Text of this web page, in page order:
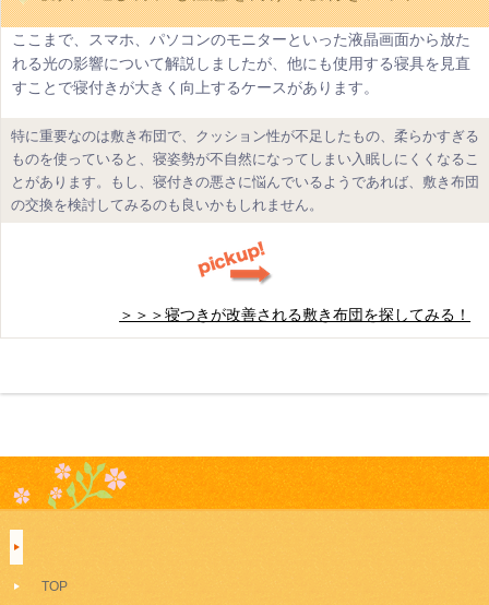
ここまで、スマホ、パソコンのモニターといった液晶画面から放た
れる光の影響について解説しましたが、他にも使用する寝具を見直
すことで寝付きが大きく向上するケースがあります。
特に重要なのは敷き布団で、クッション性が不足したもの、柔らかすぎる
ものを使っていると、寝姿勢が不自然になってしまい入眠しにくくなるこ
とがあります。もし、寝付きの悪さに悩んでいるようであれば、敷き布団
の交換を検討してみるのも良いかもしれません。
＞＞＞寝つきが改善される敷き布団を探してみる！
TOP